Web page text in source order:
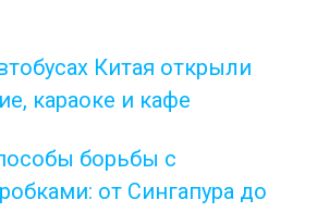
Китая открыли
караоке и кафе
борьбы с
от Сингапура до